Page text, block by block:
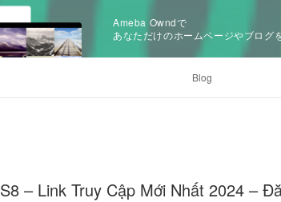
Ameba Owndで
あなただけのホームページやブログ
Blog
– Link Truy Cập Mới Nhất 2024 –